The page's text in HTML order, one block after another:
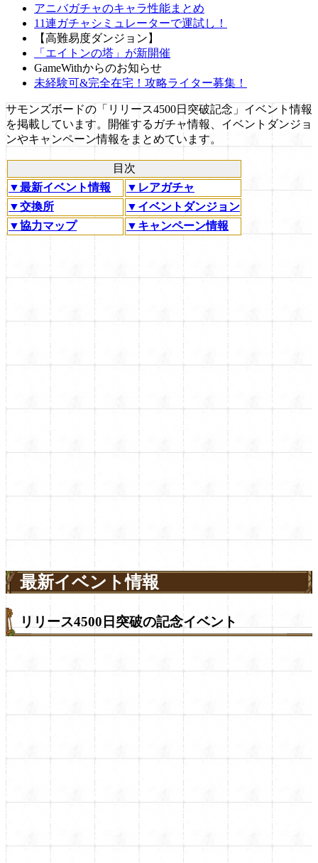
アニバガチャのキャラ性能まとめ
11連ガチャシミュレーターで運試し！
【高難易度ダンジョン】
「エイトンの塔」が新開催
GameWithからのお知らせ
未経験可&完全在宅！攻略ライター募集！
サモンズボードの「リリース4500日突破記念」イベント情報
を掲載しています。開催するガチャ情報、イベントダンジョ
ンやキャンペーン情報をまとめています。
目次
▼最新イベント情報
▼レアガチャ
▼交換所
▼イベントダンジョン
▼協力マップ
▼キャンペーン情報
最新イベント情報
リリース4500日突破の記念イベント